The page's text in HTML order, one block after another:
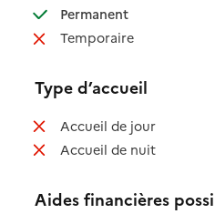
Permanent: disponible
Temporaire: non disponible
Type d’accueil
Accueil de jour
: non
Accueil de nuit
: non
Aides financières